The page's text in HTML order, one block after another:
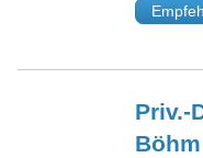
Priv.-
Böhm